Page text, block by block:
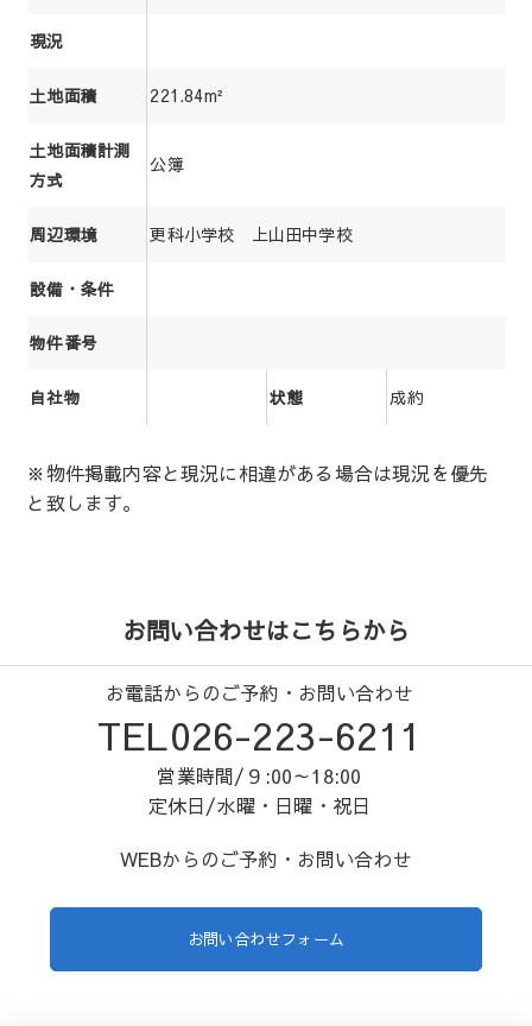
現況
土地面積 221.84m²
土地面積計測
方式
公簿
周辺環境 更科小学校 上山田中学校
設備・条件
物件番号
自社物 状態 成約
※物件掲載内容と現況に相違がある場合は現況を優先
と致します。
お問い合わせはこちらから
お電話からのご予約・お問い合わせ
TEL026-223-6211
営業時間/９:00～18:00
定休日/水曜・日曜・祝日
WEBからのご予約・お問い合わせ
お問い合わせフォーム